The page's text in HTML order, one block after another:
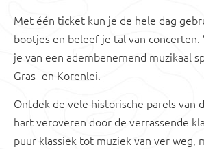
Met één ticket kun je de hele dag
bootjes en beleef je tal van concerten.
je van een adembenemend muzikaal
Gras- en Korenlei.
Ontdek de vele historische parels van
hart veroveren door de verrassende
puur klassiek tot muziek van ver weg,